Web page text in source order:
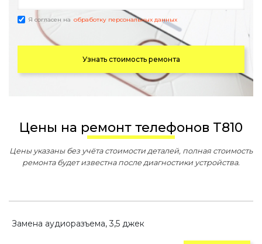
Я согласен на обработку персональных данных
Узнать стоимость ремонта
Цены на ремонт телефонов T810
Цены указаны без учёта стоимости деталей, полная стоимость
ремонта будет известна после диагностики устройства.
Замена аудиоразъема, 3,5 джек